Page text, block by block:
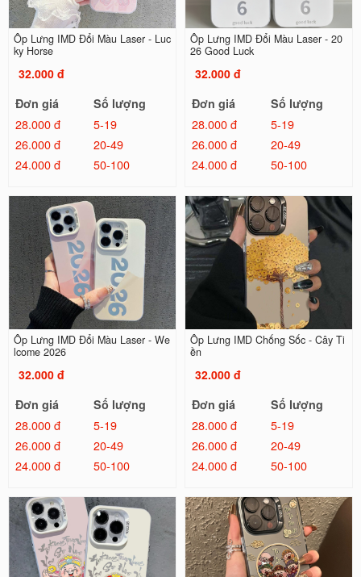
Ốp Lưng IMD Đổi Màu Laser - Luc
ky Horse
32.000 đ
Đơn giá
Số lượng
28.000 đ
5-19
26.000 đ
20-49
24.000 đ
50-100
Ốp Lưng IMD Đổi Màu Laser - 20
26 Good Luck
32.000 đ
Đơn giá
Số lượng
28.000 đ
5-19
26.000 đ
20-49
24.000 đ
50-100
Ốp Lưng IMD Đổi Màu Laser - We
lcome 2026
32.000 đ
Đơn giá
Số lượng
28.000 đ
5-19
26.000 đ
20-49
24.000 đ
50-100
Ốp Lưng IMD Chống Sốc - Cây Ti
ền
32.000 đ
Đơn giá
Số lượng
28.000 đ
5-19
26.000 đ
20-49
24.000 đ
50-100